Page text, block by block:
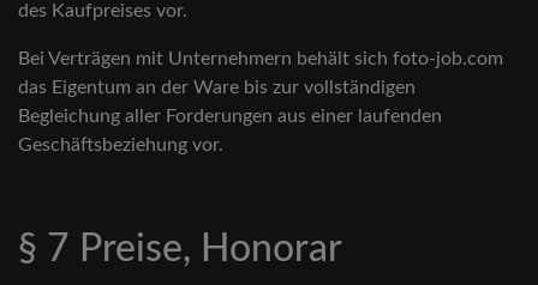
des Kaufpreises vor.
Bei Verträgen mit Unternehmern behält sich foto-job.com
das Eigentum an der Ware bis zur vollständigen
Begleichung aller Forderungen aus einer laufenden
Geschäftsbeziehung vor.
§ 7 Preise, Honorar